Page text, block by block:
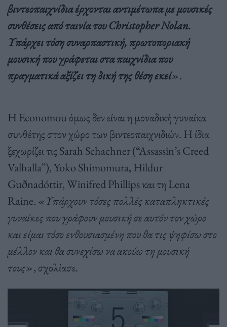
βιντεοπαιχνίδια έρχονται αντιμέτωπα με μουσικές
συνθέσεις από ταινία του Christopher Nolan.
Υπάρχει τόση συναρπαστική, πρωτοποριακή
μουσική που γράφεται στα παιχνίδια που
πραγματικά αξίζει τη δική της θέση εκεί».
Η Economou όμως δεν είναι η μοναδική γυναίκα
συνθέτης στον χώρο των βιντεοπαιχνιδιών. Η ίδια
ξεχωρίζει τις Sarah Schachner (“Assassin’s Creed
Valhalla”), Yoko Shimomura, Hildur
Guðnadóttir, Winifred Phillips και τη Lena
Raine. «Υπάρχουν τόσες πολλές καταπληκτικές
γυναίκες που γράφουν μουσική σε αυτόν τον χώρο
και είμαι τόσο ενθουσιασμένη που θα τις ψηφίσω στο
μέλλον και θα συνεχίσω να ακούω τη μουσική
τους», σχολίασε.